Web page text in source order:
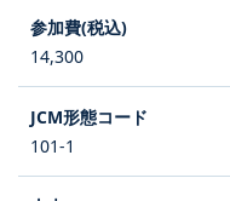
14,300
101-1